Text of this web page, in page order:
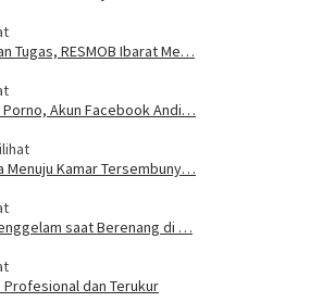
Tugas, RESMOB Ibarat Me…
Akun Facebook Andi…
Menuju Kamar Tersembuny…
saat Berenang di …
dan Terukur